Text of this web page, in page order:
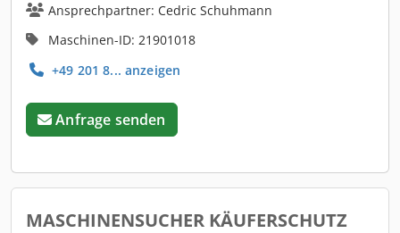
Ansprechpartner: Cedric Schuhmann
Maschinen-ID: 21901018
+49 201 8... anzeigen
Anfrage senden
MASCHINENSUCHER KÄUFERSCHUTZ